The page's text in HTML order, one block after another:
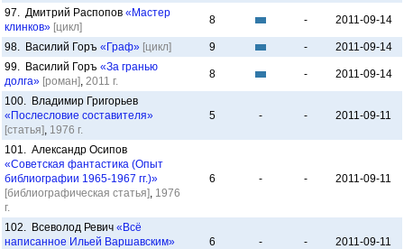
97. Дмитрий Распопов «Мастер
клинков» [цикл]
8 - 2011-09-14
98. Василий Горъ «Граф» [цикл] 9 -
2011-09-14
99. Василий Горъ «За гранью
долга» [роман], 2011 г.
8 - 2011-09-14
100. Владимир Григорьев
«Послесловие составителя»
[статья], 1976 г.
5 - - 2011-09-11
101. Александр Осипов
«Советская фантастика (Опыт
библиографии 1965-1967 гг.)»
[библиографическая статья], 1976
г.
6 - - 2011-09-11
102. Всеволод Ревич «Всё
написанное Ильей Варшавским»
6 - - 2011-09-11